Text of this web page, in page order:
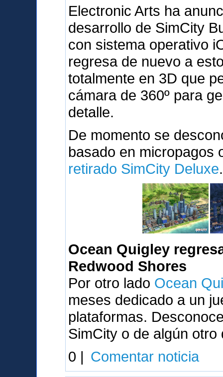
Electronic Arts ha
desarrollo de SimCity
con sistema operativo
regresa de nuevo a
totalmente en 3D que
cámara de 360º para
detalle.
De momento se
basado en micropagos
retirado SimCity Deluxe.
Ocean Quigley
Redwood Shores
Por otro lado Ocean
meses dedicado a un
plataformas.
SimCity o de algún
0 | Comentar noticia